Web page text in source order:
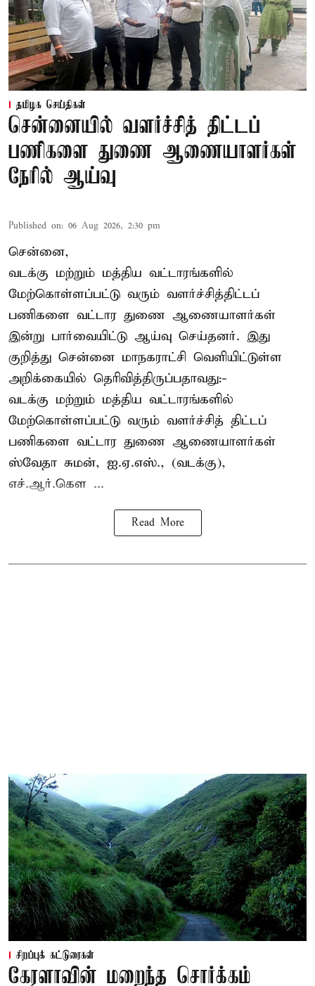
தமிழக செய்திகள்
சென்னையில் வளர்ச்சித் திட்டப்
பணிகளை துணை ஆணையாளர்கள்
நேரில் ஆய்வு
Published on: 06 Aug 2026, 2:30 pm
சென்னை,
வடக்கு மற்றும் மத்திய வட்டாரங்களில்
மேற்கொள்ளப்பட்டு வரும் வளர்ச்சித்திட்டப்
பணிகளை வட்டார துணை ஆணையாளர்கள்
இன்று பார்வையிட்டு ஆய்வு செய்தனர். இது
குறித்து சென்னை மாநகராட்சி வெளியிட்டுள்ள
அறிக்கையில் தெரிவித்திருப்பதாவது:-
வடக்கு மற்றும் மத்திய வட்டாரங்களில்
மேற்கொள்ளப்பட்டு வரும் வளர்ச்சித் திட்டப்
பணிகளை வட்டார துணை ஆணையாளர்கள்
ஸ்வேதா சுமன், ஐ.ஏ.எஸ்., (வடக்கு),
எச்.ஆர்.கௌ ...
Read More
சிறப்புக் கட்டுரைகள்
கேரளாவின் மறைந்த சொர்க்கம்